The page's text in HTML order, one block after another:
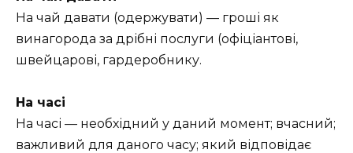
На чай давати (одержувати) — гроші як
винагорода за дрібні послуги (офіціантові,
швейцарові, гардеробнику.
На часі
На часі — необхідний у даний момент; вчасний;
важливий для даного часу; який відповідає